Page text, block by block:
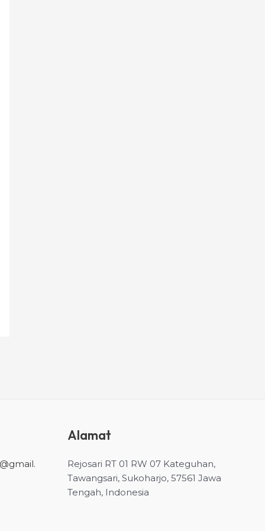
Alamat
Rejosari RT 01 RW 07 Kateguhan,
Tawangsari, Sukoharjo, 57561 Jawa
Tengah, Indonesia